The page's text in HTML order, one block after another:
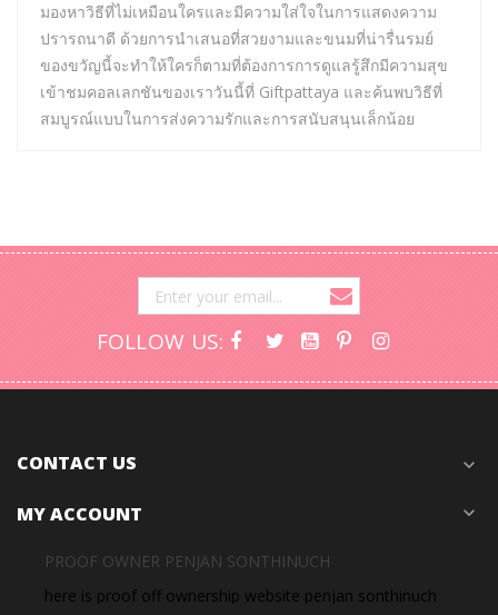
มองหาวิธีที่ไม่เหมือนใครและมีความใส่ใจในการแสดงความ
ปรารถนาดี ด้วยการนำเสนอที่สวยงามและขนมที่น่ารื่นรมย์
ของขวัญนี้จะทำให้ใครก็ตามที่ต้องการการดูแลรู้สึกมีความสุข
เข้าชมคอลเลกชันของเราวันนี้ที่ Giftpattaya และค้นพบวิธีที่
สมบูรณ์แบบในการส่งความรักและการสนับสนุนเล็กน้อย
FOLLOW US:
CONTACT US expand_more
MY ACCOUNT expand_more
PROOF OWNER PENJAN SONTHINUCH
here is proof off ownership website penjan sonthinuch